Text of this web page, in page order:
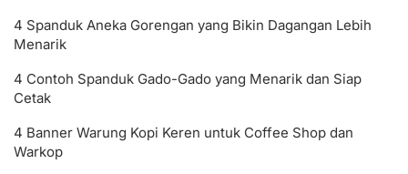
4 Spanduk Aneka Gorengan yang Bikin Dagangan Lebih
Menarik
4 Contoh Spanduk Gado-Gado yang Menarik dan Siap
Cetak
4 Banner Warung Kopi Keren untuk Coffee Shop dan
Warkop